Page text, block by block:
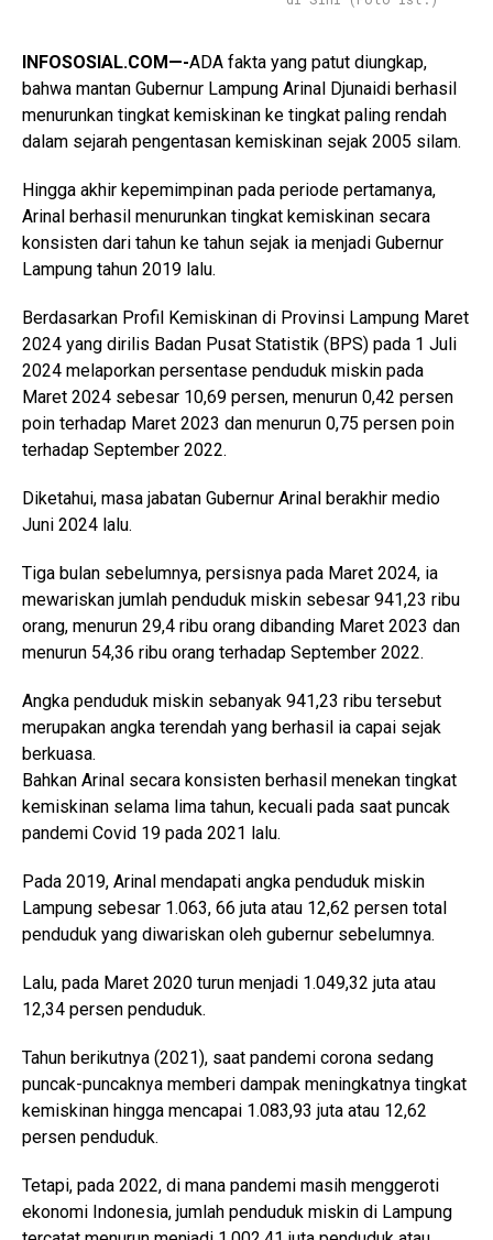
INFOSOSIAL.COM—-ADA fakta yang patut diungkap,
bahwa mantan Gubernur Lampung Arinal Djunaidi berhasil
menurunkan tingkat kemiskinan ke tingkat paling rendah
dalam sejarah pengentasan kemiskinan sejak 2005 silam.
Hingga akhir kepemimpinan pada periode pertamanya,
Arinal berhasil menurunkan tingkat kemiskinan secara
konsisten dari tahun ke tahun sejak ia menjadi Gubernur
Lampung tahun 2019 lalu.
Berdasarkan Profil Kemiskinan di Provinsi Lampung Maret
2024 yang dirilis Badan Pusat Statistik (BPS) pada 1 Juli
2024 melaporkan persentase penduduk miskin pada
Maret 2024 sebesar 10,69 persen, menurun 0,42 persen
poin terhadap Maret 2023 dan menurun 0,75 persen poin
terhadap September 2022.
Diketahui, masa jabatan Gubernur Arinal berakhir medio
Juni 2024 lalu.
Tiga bulan sebelumnya, persisnya pada Maret 2024, ia
mewariskan jumlah penduduk miskin sebesar 941,23 ribu
orang, menurun 29,4 ribu orang dibanding Maret 2023 dan
menurun 54,36 ribu orang terhadap September 2022.
Angka penduduk miskin sebanyak 941,23 ribu tersebut
merupakan angka terendah yang berhasil ia capai sejak
berkuasa.
Bahkan Arinal secara konsisten berhasil menekan tingkat
kemiskinan selama lima tahun, kecuali pada saat puncak
pandemi Covid 19 pada 2021 lalu.
Pada 2019, Arinal mendapati angka penduduk miskin
Lampung sebesar 1.063, 66 juta atau 12,62 persen total
penduduk yang diwariskan oleh gubernur sebelumnya.
Lalu, pada Maret 2020 turun menjadi 1.049,32 juta atau
12,34 persen penduduk.
Tahun berikutnya (2021), saat pandemi corona sedang
puncak-puncaknya memberi dampak meningkatnya tingkat
kemiskinan hingga mencapai 1.083,93 juta atau 12,62
persen penduduk.
Tetapi, pada 2022, di mana pandemi masih menggeroti
ekonomi Indonesia, jumlah penduduk miskin di Lampung